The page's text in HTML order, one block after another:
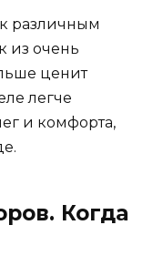
различным
из очень
ценит
легче
и комфорта,
Когда